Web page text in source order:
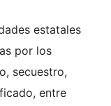
estatales
por los
secuestro,
entre